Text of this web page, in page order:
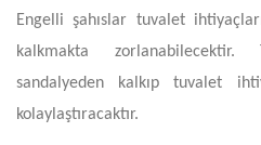
Engelli şahıslar tuvalet
kalkmakta
sandalyeden kalkıp tuvalet
kolaylaştıracaktır.